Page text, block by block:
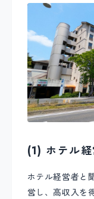
(1) ホテル
ホテル経営者と
営し、高収入を